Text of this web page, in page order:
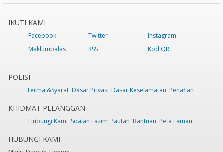
IKUTI KAMI
Facebook Twitter
Instagram
Maklumbalas
RSS Kod QR
POLISI
Terma &Syarat Dasar Privasi Dasar Keselamatan Penafian
KHIDMAT PELANGGAN
Hubungi Kami Soalan Lazim Pautan Bantuan Peta Laman
HUBUNGI KAMI